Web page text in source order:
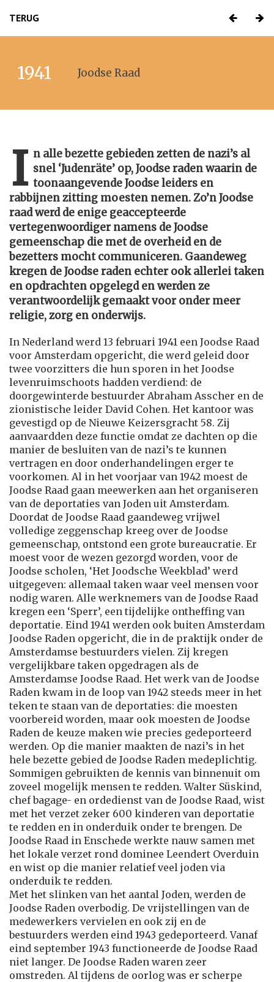
TERUG
1941 Joodse Raad
I n alle bezette gebieden zetten de nazi’s al
snel ‘Judenräte’ op, Joodse raden waarin de
toonaangevende Joodse leiders en
rabbijnen zitting moesten nemen. Zo’n Joodse
raad werd de enige geaccepteerde
vertegenwoordiger namens de Joodse
gemeenschap die met de overheid en de
bezetters mocht communiceren. Gaandeweg
kregen de Joodse raden echter ook allerlei taken
en opdrachten opgelegd en werden ze
verantwoordelijk gemaakt voor onder meer
religie, zorg en onderwijs.
In Nederland werd 13 februari 1941 een Joodse Raad
voor Amsterdam opgericht, die werd geleid door
twee voorzitters die hun sporen in het Joodse
levenruimschoots hadden verdiend: de
doorgewinterde bestuurder Abraham Asscher en de
zionistische leider David Cohen. Het kantoor was
gevestigd op de Nieuwe Keizersgracht 58. Zij
aanvaardden deze functie omdat ze dachten op die
manier de besluiten van de nazi’s te kunnen
vertragen en door onderhandelingen erger te
voorkomen. Al in het voorjaar van 1942 moest de
Joodse Raad gaan meewerken aan het organiseren
van de deportaties van Joden uit Amsterdam.
Doordat de Joodse Raad gaandeweg vrijwel
volledige zeggenschap kreeg over de Joodse
gemeenschap, ontstond een grote bureaucratie. Er
moest voor de wezen gezorgd worden, voor de
Joodse scholen, ‘Het Joodsche Weekblad’ werd
uitgegeven: allemaal taken waar veel mensen voor
nodig waren. Alle werknemers van de Joodse Raad
kregen een ‘Sperr’, een tijdelijke ontheffing van
deportatie. Eind 1941 werden ook buiten Amsterdam
Joodse Raden opgericht, die in de praktijk onder de
Amsterdamse bestuurders vielen. Zij kregen
vergelijkbare taken opgedragen als de
Amsterdamse Joodse Raad. Het werk van de Joodse
Raden kwam in de loop van 1942 steeds meer in het
teken te staan van de deportaties: die moesten
voorbereid worden, maar ook moesten de Joodse
Raden de keuze maken wie precies gedeporteerd
werden. Op die manier maakten de nazi’s in het
hele bezette gebied de Joodse Raden medeplichtig.
Sommigen gebruikten de kennis van binnenuit om
zoveel mogelijk mensen te redden. Walter Süskind,
chef bagage- en ordedienst van de Joodse Raad, wist
met het verzet zeker 600 kinderen van deportatie
te redden en in onderduik onder te brengen. De
Joodse Raad in Enschede werkte nauw samen met
het lokale verzet rond dominee Leendert Overduin
en wist op die manier relatief veel joden via
onderduik te redden.
Met het slinken van het aantal Joden, werden de
Joodse Raden overbodig. De vrijstellingen van de
medewerkers vervielen en ook zij en de
bestuurders werden eind 1943 gedeporteerd. Vanaf
eind september 1943 functioneerde de Joodse Raad
niet langer. De Joodse Raden waren zeer
omstreden. Al tijdens de oorlog was er scherpe